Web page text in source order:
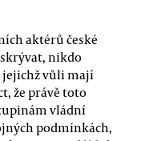
aktérů české
nikdo
jejichž vůli mají
že právě toto
vládní
podmínkách,